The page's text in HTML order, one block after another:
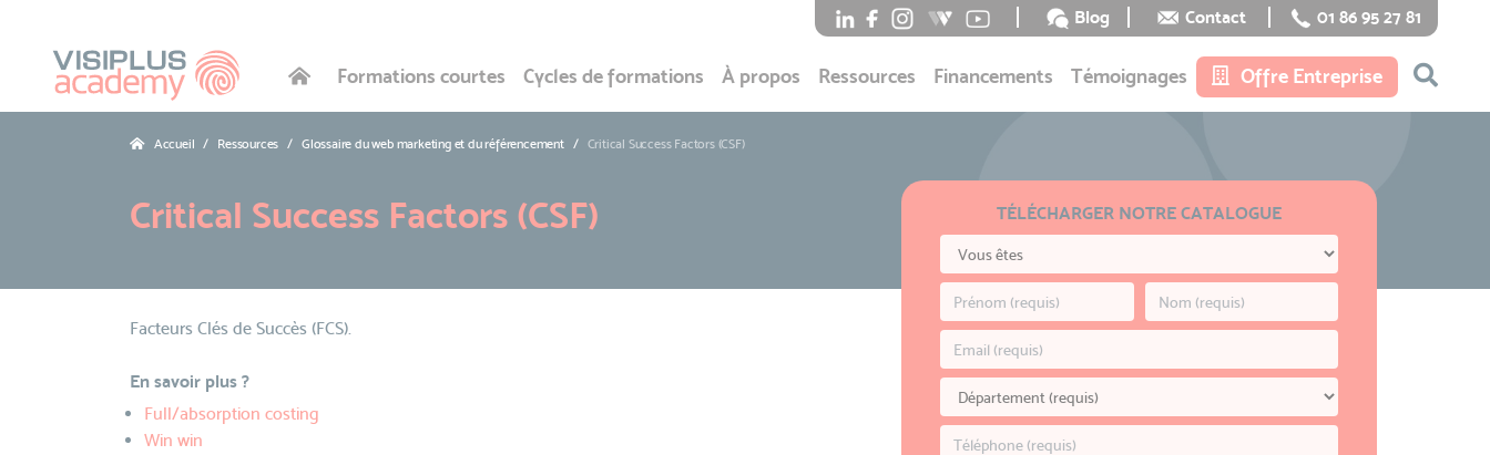
Blog Contact 01 86 95 27 81
Formations courtes Cycles de formations À propos Ressources Financements Témoignages Offre Entreprise
Accueil Ressources Glossaire du web marketing et du référencement Critical Success Factors (CSF)
Critical Success Factors (CSF) TÉLÉCHARGER NOTRE CATALOGUE
Facteurs Clés de Succès (FCS).
En savoir plus ?
Full/absorption costing
Win win